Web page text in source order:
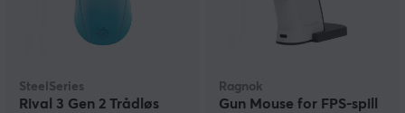
SteelSeries
Rival 3 Gen 2 Trådløs
Ragnok
Gun Mouse for FPS-spill